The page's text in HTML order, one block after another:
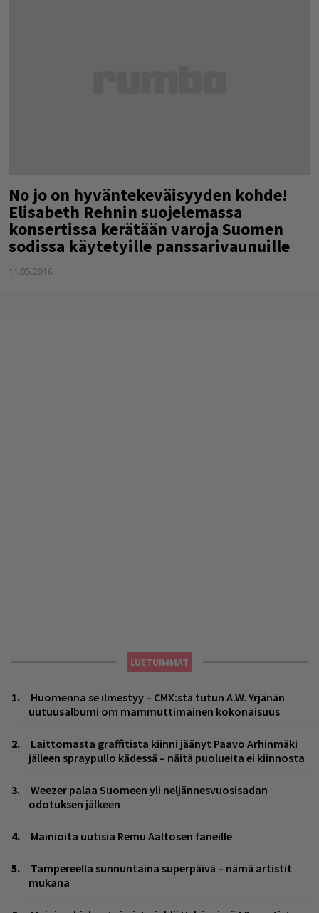
No jo on hyväntekeväisyyden kohde!
Elisabeth Rehnin suojelemassa
konsertissa kerätään varoja Suomen
sodissa käytetyille panssarivaunuille
11.05.2016
LUETUIMMAT
Huomenna se ilmestyy – CMX:stä tutun A.W. Yrjänän
uutuusalbumi om mammuttimainen kokonaisuus
Laittomasta graffitista kiinni jäänyt Paavo Arhinmäki
jälleen spraypullo kädessä – näitä puolueita ei kiinnosta
Weezer palaa Suomeen yli neljännesvuosisadan
odotuksen jälkeen
Mainioita uutisia Remu Aaltosen faneille
Tampereella sunnuntaina superpäivä – nämä artistit
mukana